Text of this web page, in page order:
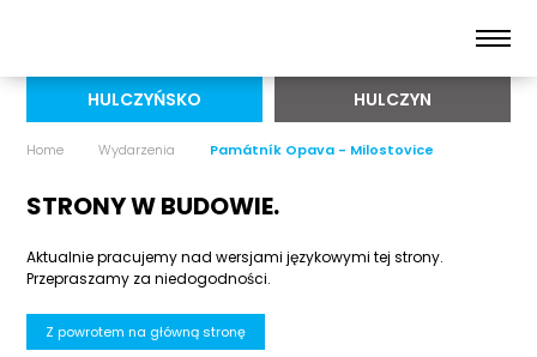
HULCZYŃSKO HULCZYN
Home Wydarzenia Památník Opava - Milostovice
STRONY W BUDOWIE.
Aktualnie pracujemy nad wersjami językowymi tej strony.
Przepraszamy za niedogodności.
Z powrotem na główną stronę